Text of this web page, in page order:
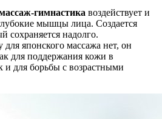
гимнастика воздействует и
мышцы лица. Создается
сохраняется надолго.
японского массажа нет, он
для поддержания кожи в
и для борьбы с возрастными